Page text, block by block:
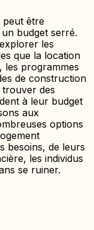
peut être
budget serré.
les
que la location
les programmes
de construction
des
à leur budget
aux
options
besoins, de leurs
les individus
se ruiner.